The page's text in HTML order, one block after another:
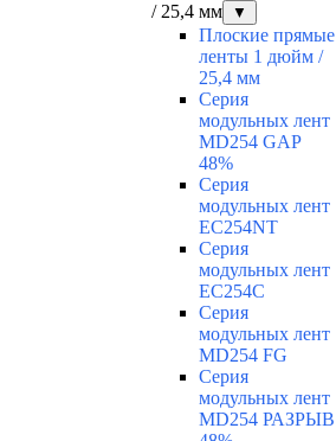
/ 25,4 мм
▼
Плоские прямые
ленты 1 дюйм /
25,4 мм
Серия
модульных лент
MD254 GAP
48%
Серия
модульных лент
EC254NT
Серия
модульных лент
EC254C
Серия
модульных лент
MD254 FG
Серия
модульных лент
MD254 РАЗРЫВ